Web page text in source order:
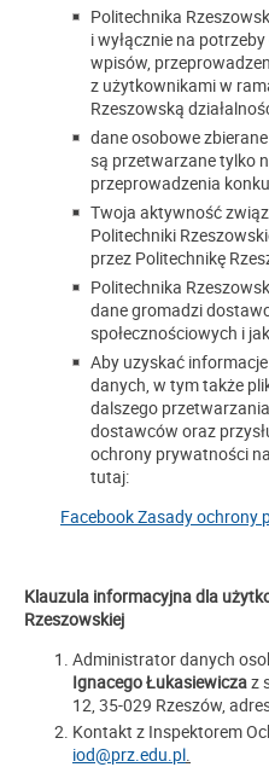
Politechnika
i wyłącznie na
wpisów,
z użytkownikami w
Rzeszowską
dane osobowe
są przetwarzane tylko
przeprowadzenia
Twoja aktywność
Politechniki
przez Politechnikę
Politechnika
dane gromadzi
społecznościowych i
Aby uzyskać
danych, w tym także
dalszego
dostawców oraz
ochrony prywatności
tutaj:
Facebook Zasady ochrony
Klauzula informacyjna dla
Rzeszowskiej
Administrator danych
Ignacego Łukasiewiczaz
12, 35-029 Rzeszów,
Kontakt z Inspektorem
iod@prz.edu.pl